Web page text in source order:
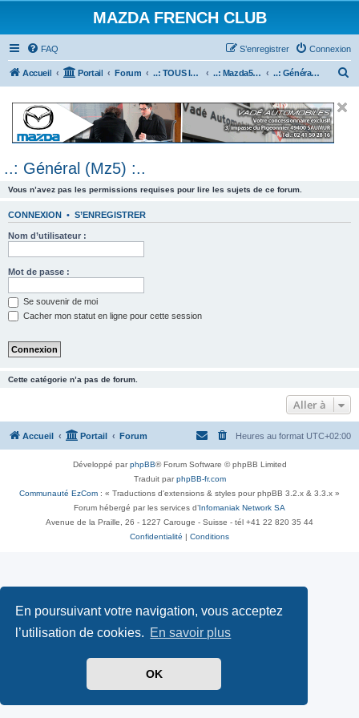
En poursuivant votre navigation, vous acceptez
l’utilisation de cookies. En savoir plus
OK
MAZDA FRENCH CLUB
FAQ Connexion
S’enregistrer
Accueil Portail Forum ..: TOUS les Véhicules MAZDA :.. ..: Mazda5 :.. ..: Général (Mz5) :..
e
..: Général (Mz5) :..
Vous n’avez pas les permissions requises pour lire les sujets de ce forum.
CONNEXION • S’ENREGISTRER
Nom d’utilisateur :
Mot de passe :
Se souvenir de moi
Cacher mon statut en ligne pour cette session
Cette catégorie n’a pas de forum.
Aller à
Accueil Portail Forum Heures au format UTC+02:00
Développé parphpBB® Forum Software © phpBB Limited
Traduit parphpBB-fr.com
Communauté EzCom : « Traductions d'extensions & styles pour phpBB 3.2.x & 3.3.x »
Forum hébergé par les services d’ Infomaniak Network SA
Avenue de la Praille, 26 - 1227 Carouge - Suisse - tél +41 22 820 35 44
Confidentialité
Conditions